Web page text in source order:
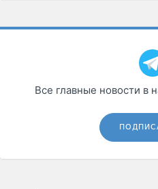
Все главные новости в